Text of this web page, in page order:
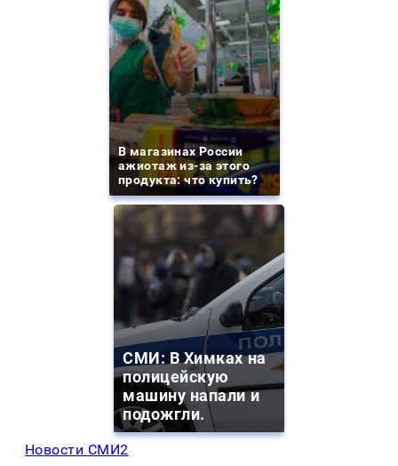
В магазинах России
ажиотаж из-за этого
продукта: что купить?
СМИ: В Химках на
полицейскую
машину напали и
подожгли.
Новости СМИ2